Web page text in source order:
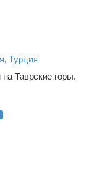
Турция
Таврские горы.